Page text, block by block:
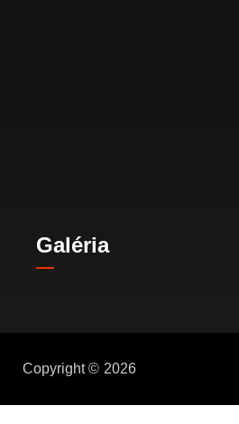
Galéria
Copyright © 2026